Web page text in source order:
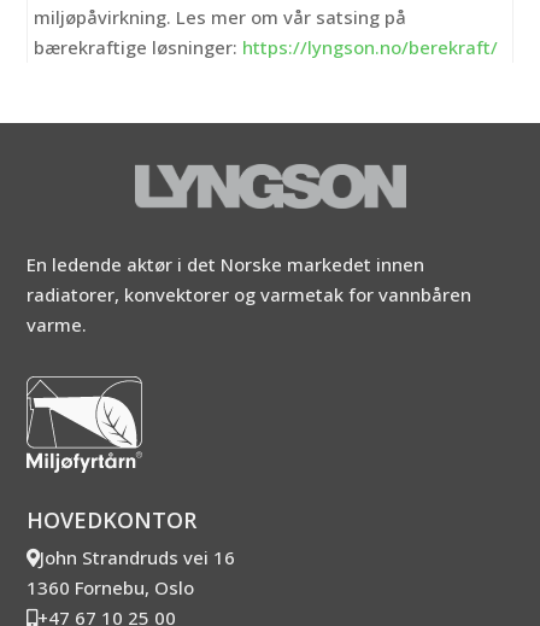
miljøpåvirkning. Les mer om vår satsing på
bærekraftige løsninger: https://lyngson.no/berekraft/
En ledende aktør i det Norske markedet innen
radiatorer, konvektorer og varmetak for vannbåren
varme.
HOVEDKONTOR
John Strandruds vei 16
1360 Fornebu, Oslo
+47 67 10 25 00